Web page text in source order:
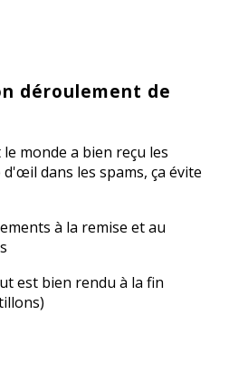
déroulement de
monde a bien reçu les
dans les spams, ça évite
à la remise et au
est bien rendu à la fin
)